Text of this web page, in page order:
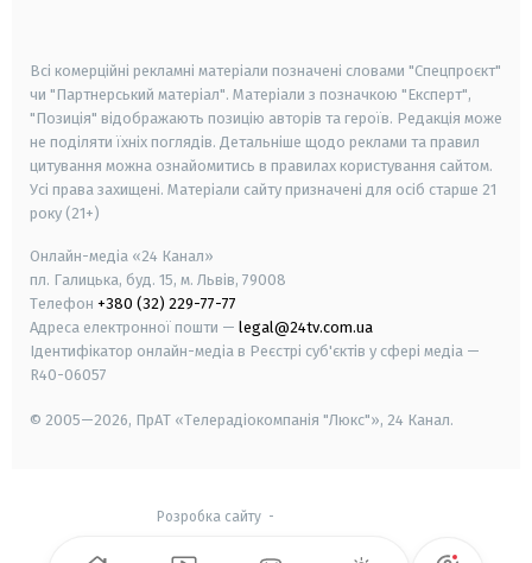
Всі комерційні рекламні матеріали позначені словами "Спецпроєкт"
чи "Партнерський матеріал". Матеріали з позначкою "Експерт",
"Позиція" відображають позицію авторів та героїв. Редакція може
не поділяти їхніх поглядів. Детальніше щодо реклами та правил
цитування можна ознайомитись в правилах користування сайтом.
Усі права захищені. Матеріали сайту призначені для осіб старше 21
року (21+)
Онлайн-медіа «24 Канал»
пл. Галицька, буд. 15, м. Львів, 79008
Телефон +380 (32) 229-77-77
Адреса електронної пошти — legal@24tv.com.ua
Ідентифікатор онлайн-медіа в Реєстрі суб'єктів у сфері медіа —
R40-06057
© 2005—2026, ПрАТ «Телерадіокомпанія "Люкс"», 24 Канал.
Розробка сайту-